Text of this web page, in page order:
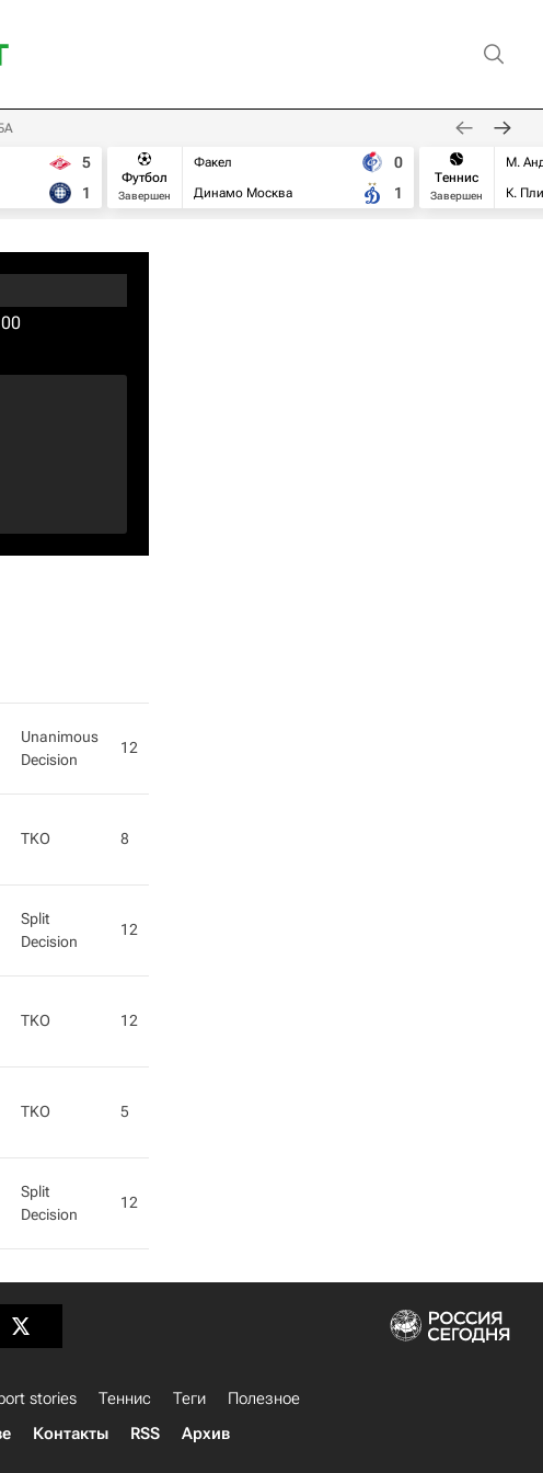
5
1
Футбол
Завершен
Факел
Динамо Москва
0
1
Теннис
Завершен
М.
К.
Unanimous
Decision
12
TKO
8
Split
Decision
12
TKO
12
TKO
5
Split
Decision
12
stories Теннис Теги
Полезное
Контакты RSS Архив